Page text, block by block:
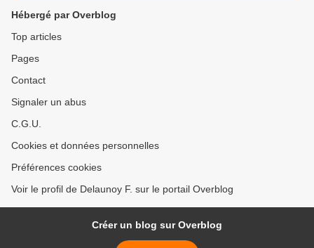
Hébergé par Overblog
Top articles
Pages
Contact
Signaler un abus
C.G.U.
Cookies et données personnelles
Préférences cookies
Voir le profil de Delaunoy F. sur le portail Overblog
Créer un blog sur Overblog